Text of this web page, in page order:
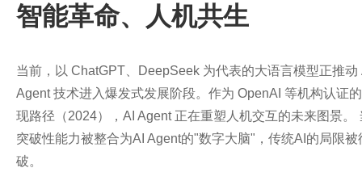
智能革命、人机共生
当前，以 ChatGPT、DeepSeek 为代表的大语言模型正推动
Agent 技术进入爆发式发展阶段。作为 OpenAI 等机构认证
现路径（2024），AI Agent 正在重塑人机交互的未来图景。
突破性能力被整合为AI Agent的"数字大脑"，传统AI的局限被
破。